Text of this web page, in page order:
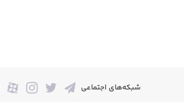
شبکه‌های اجتماعی